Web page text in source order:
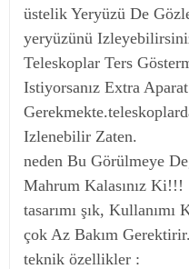
üstelik Yeryüzü De
yeryüzünü
Teleskoplar Ters
Istiyorsanız Extra
Izlenebilir Zaten.
neden Bu Görülmeye
Mahrum Kalasınız Ki!!!
tasarımı şık,
çok Az Bakım Gerektirir.
teknik özellikler :